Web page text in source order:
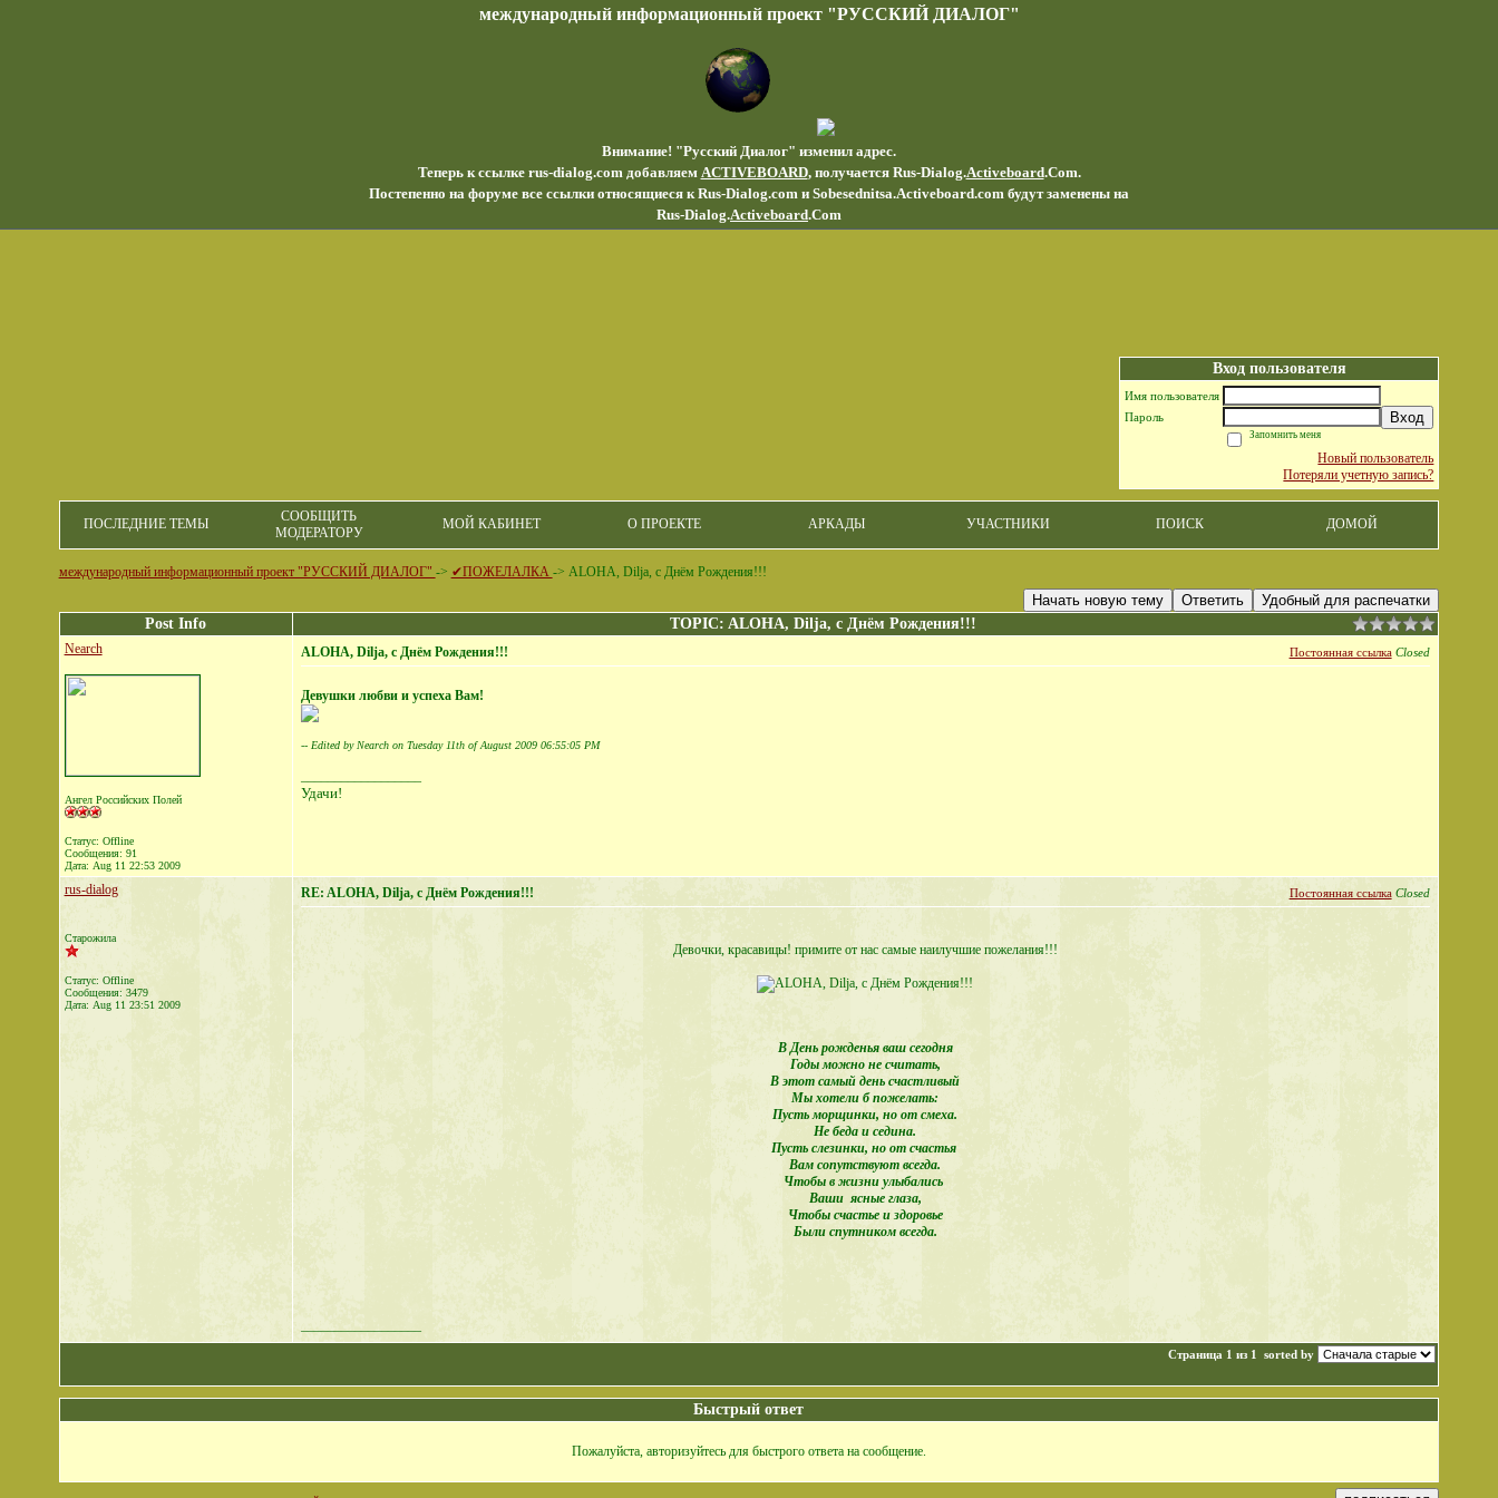
международный информационный проект "РУССКИЙ ДИАЛОГ"
Внимание! "Русский Диалог" изменил адрес.
Теперь к ссылке rus-dialog.com добавляем ACTIVEBOARD, получается Rus-Dialog.Activeboard.Com.
Постепенно на форуме все ссылки относящиеся к Rus-Dialog.com и Sobesednitsa.Activeboard.com будут заменены на
Rus-Dialog.Activeboard.Com
Вход пользователя
Имя пользователя
Пароль
Вход
Запомнить меня
Новый пользователь
Потеряли учетную запись?
ПОСЛЕДНИЕ ТЕМЫ
СООБЩИТЬ
МОДЕРАТОРУ
МОЙ КАБИНЕТ О ПРОЕКТЕ АРКАДЫ УЧАСТНИКИ ПОИСК ДОМОЙ
международный информационный проект "РУССКИЙ ДИАЛОГ" -> ✔ПОЖЕЛАЛКА -> ALOHA, Dilja, с Днём Рождения!!!
Начать новую тему Ответить
Удобный для распечатки
Post Info
TOPIC: ALOHA, Dilja, с Днём Рождения!!!
Nearch
Ангел Российских Полей
Статус: Offline
Сообщения: 91
Дата: Aug 11 22:53 2009
ALOHA, Dilja, с Днём Рождения!!! Постоянная ссылка Closed
Девушки любви и успеха Вам!
-- Edited by Nearch on Tuesday 11th of August 2009 06:55:05 PM
Удачи!
rus-dialog
Старожила
Статус: Offline
Сообщения: 3479
Дата: Aug 11 23:51 2009
RE: ALOHA, Dilja, с Днём Рождения!!! Постоянная ссылка Closed
Девочки, красавицы! примите от нас самые наилучшие пожелания!!!
В День рожденья ваш сегодня
Годы можно не считать,
В этот самый день счастливый
Мы хотели б пожелать:
Пусть морщинки, но от смеха.
Не беда и седина.
Пусть слезинки, но от счастья
Вам сопутствуют всегда.
Чтобы в жизни улыбались
Ваши ясные глаза,
Чтобы счастье и здоровье
Были спутником всегда.
Страница 1 из 1 sorted by
Быстрый ответ
Пожалуйста, авторизуйтесь для быстрого ответа на сообщение.